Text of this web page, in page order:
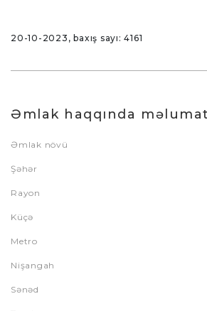
20-10-2023, baxış sayı: 4161
Əmlak haqqında məlumat
Əmlak növü
Şəhər
Rayon
Küçə
Metro
Nişangah
Sənəd